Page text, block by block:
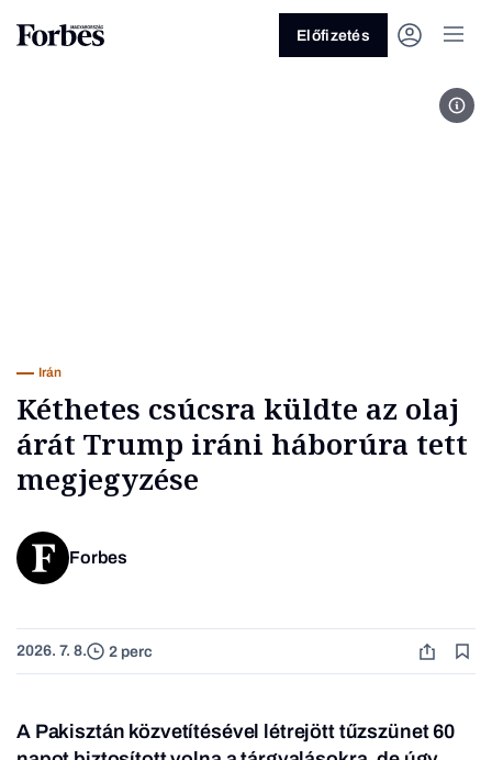
Előfizetés
Irán
Kéthetes csúcsra küldte az olaj
árát Trump iráni háborúra tett
megjegyzése
Forbes
2026. 7. 8. 2 perc
A Pakisztán közvetítésével létrejött tűzszünet 60